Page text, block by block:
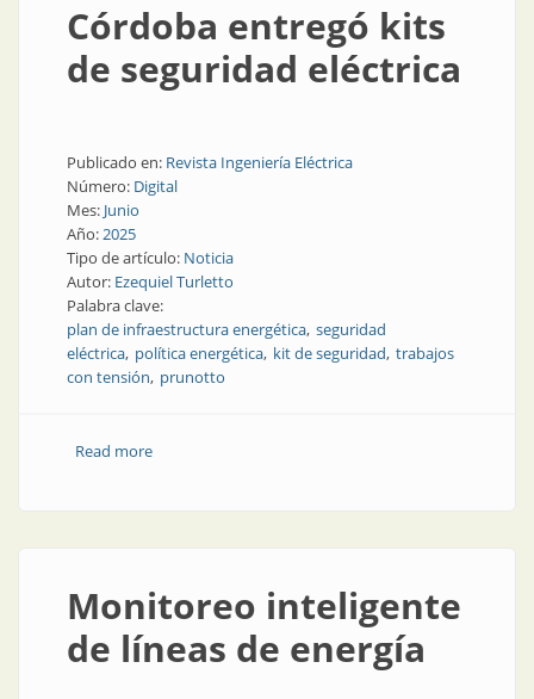
Córdoba entregó kits
de seguridad eléctrica
Publicado en: Revista Ingeniería Eléctrica
Número: Digital
Mes: Junio
Año:2025
Tipo de artículo: Noticia
Autor: Ezequiel Turletto
Palabra clave:
plan de infraestructura energética seguridad
eléctrica política energética kit de seguridad trabajos
con tensión prunotto
Read moreabout Córdoba entregó kits de seguridad eléctrica
Monitoreo inteligente
de líneas de energía